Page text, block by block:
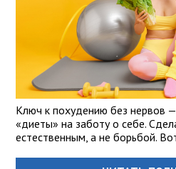
Ключ к похудению без нервов
«диеты» на заботу о себе.
естественным, а не борьбой.